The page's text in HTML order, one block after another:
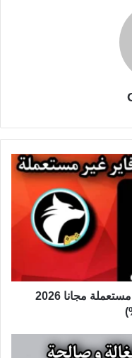
اكواد قسيمة غارينا فري فاير غير مستعملة مجانا 2026